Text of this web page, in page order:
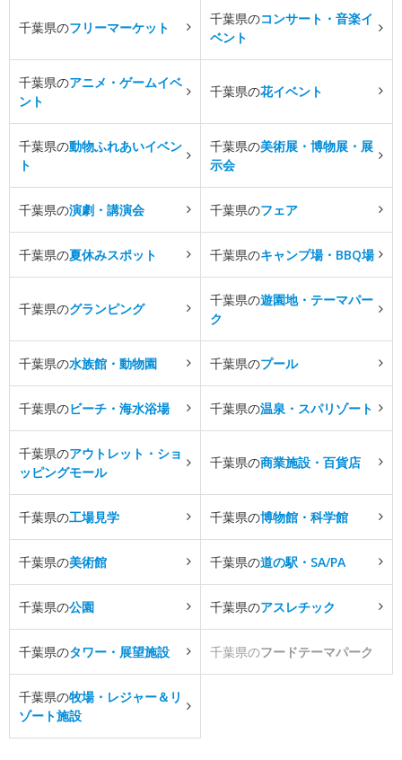
千葉県のフリーマーケット
千葉県のコンサート・音楽イ
ベント
千葉県のアニメ・ゲームイベ
ント
千葉県の花イベント
千葉県の動物ふれあいイベン
ト
千葉県の美術展・博物展・展
示会
千葉県の演劇・講演会 千葉県のフェア
千葉県の夏休みスポット 千葉県のキャンプ場・BBQ場
千葉県のグランピング
千葉県の遊園地・テーマパー
ク
千葉県の水族館・動物園 千葉県のプール
千葉県のビーチ・海水浴場 千葉県の温泉・スパリゾート
千葉県のアウトレット・ショ
ッピングモール
千葉県の商業施設・百貨店
千葉県の工場見学 千葉県の博物館・科学館
千葉県の美術館 千葉県の道の駅・SA/PA
千葉県の公園 千葉県のアスレチック
千葉県のタワー・展望施設 千葉県のフードテーマパーク
千葉県の牧場・レジャー＆リ
ゾート施設